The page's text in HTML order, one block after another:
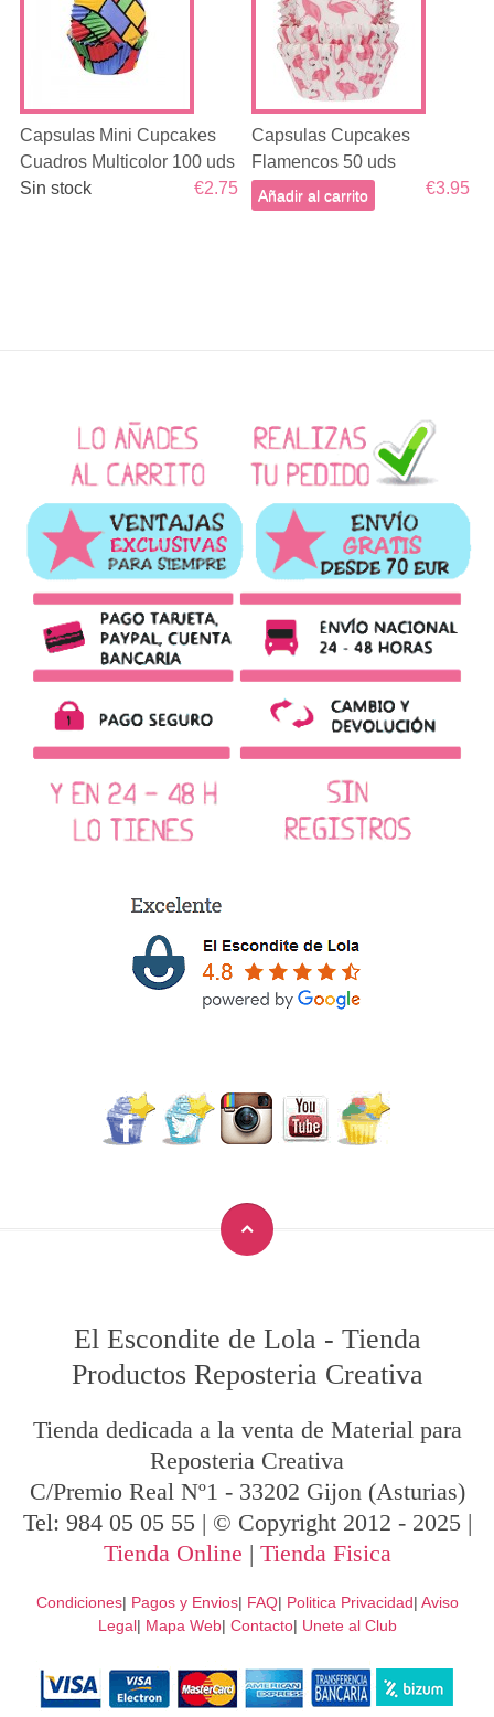
Capsulas Mini Cupcakes
Cuadros Multicolor 100 uds
€2.75
Sin stock
Capsulas Cupcakes
Flamencos 50 uds
€3.95
Añadir al carrito
El Escondite de Lola - Tienda
Productos Reposteria Creativa
Tienda dedicada a la venta de Material para
Reposteria Creativa
C/Premio Real Nº1 - 33202 Gijon (Asturias)
Tel: 984 05 05 55 | © Copyright 2012 - 2025 |
Tienda Online | Tienda Fisica
Condiciones| Pagos y Envios| FAQ| Politica Privacidad| Aviso
Legal| Mapa Web| Contacto| Unete al Club